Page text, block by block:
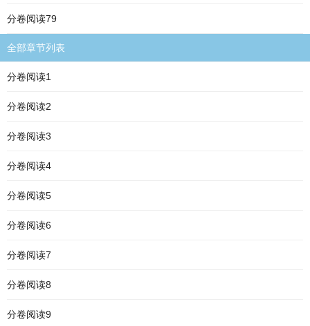
分卷阅读79
全部章节列表
分卷阅读1
分卷阅读2
分卷阅读3
分卷阅读4
分卷阅读5
分卷阅读6
分卷阅读7
分卷阅读8
分卷阅读9